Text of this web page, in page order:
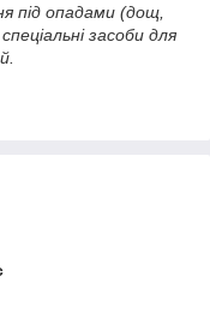
під опадами (дощ,
засоби для